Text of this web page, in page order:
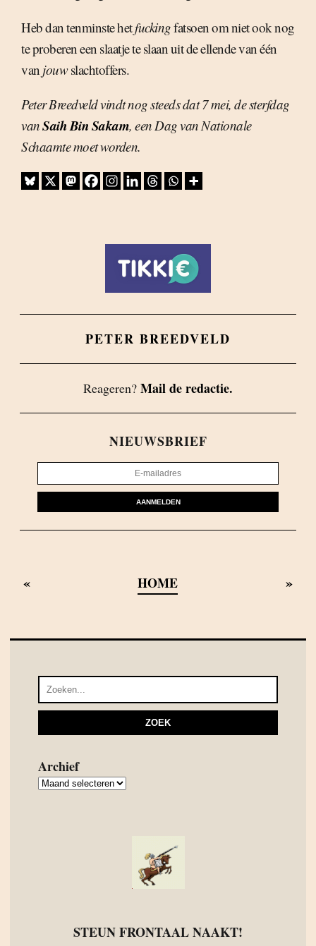
Heb dan tenminste hetfuckingfatsoen om niet ook nog
te proberen een slaatje te slaan uit de ellende van één
van jouwslachtoffers.
Peter Breedveld vindt nog steeds dat 7 mei, de sterfdag
vanSaih Bin Sakam, een Dag van Nationale
Schaamte moet worden.
PETER BREEDVELD
Reageren? Mail de redactie.
NIEUWSBRIEF
AANMELDEN
« HOME »
Archief
Archief
STEUN FRONTAAL NAAKT!